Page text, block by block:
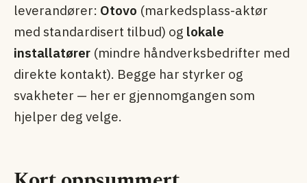
leverandører: Otovo (markedsplass-aktør
med standardisert tilbud) og lokale
installatører (mindre håndverks­bedrifter med
direkte kontakt). Begge har styrker og
svakheter — her er gjennomgangen som
hjelper deg velge.